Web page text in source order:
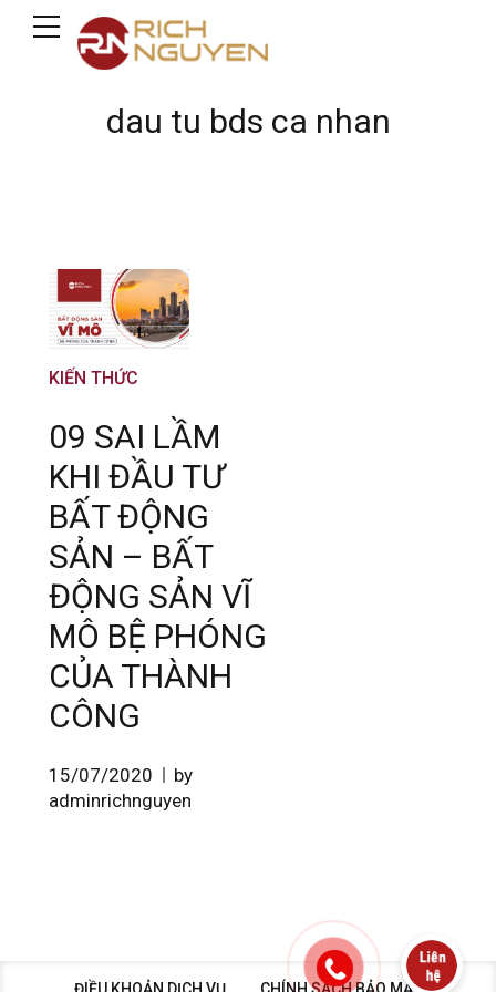
dau tu bds ca nhan
KIẾN THỨC
09 SAI LẦM
KHI ĐẦU TƯ
BẤT ĐỘNG
SẢN – BẤT
ĐỘNG SẢN VĨ
MÔ BỆ PHÓNG
CỦA THÀNH
CÔNG
15/07/2020
by
adminrichnguyen